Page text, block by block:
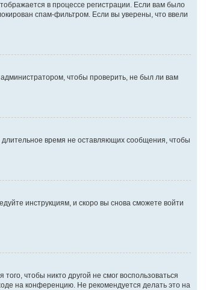
в процессе регистрации. Если вам было
спам-фильтром. Если вы уверены, что ввели
чтобы проверить, не был ли вам
длительное время не оставляющих сообщения, чтобы
инструкциям, и скоро вы снова сможете войти
чтобы никто другой не смог воспользоваться
на конференцию. Не рекомендуется делать это на